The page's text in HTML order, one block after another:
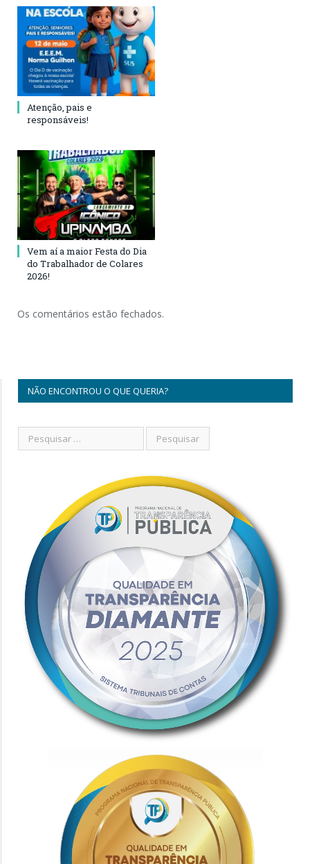
Atenção, pais e
responsáveis!
Vem aí a maior Festa do Dia
do Trabalhador de Colares
2026!
Os comentários estão fechados.
NÃO ENCONTROU O QUE QUERIA?